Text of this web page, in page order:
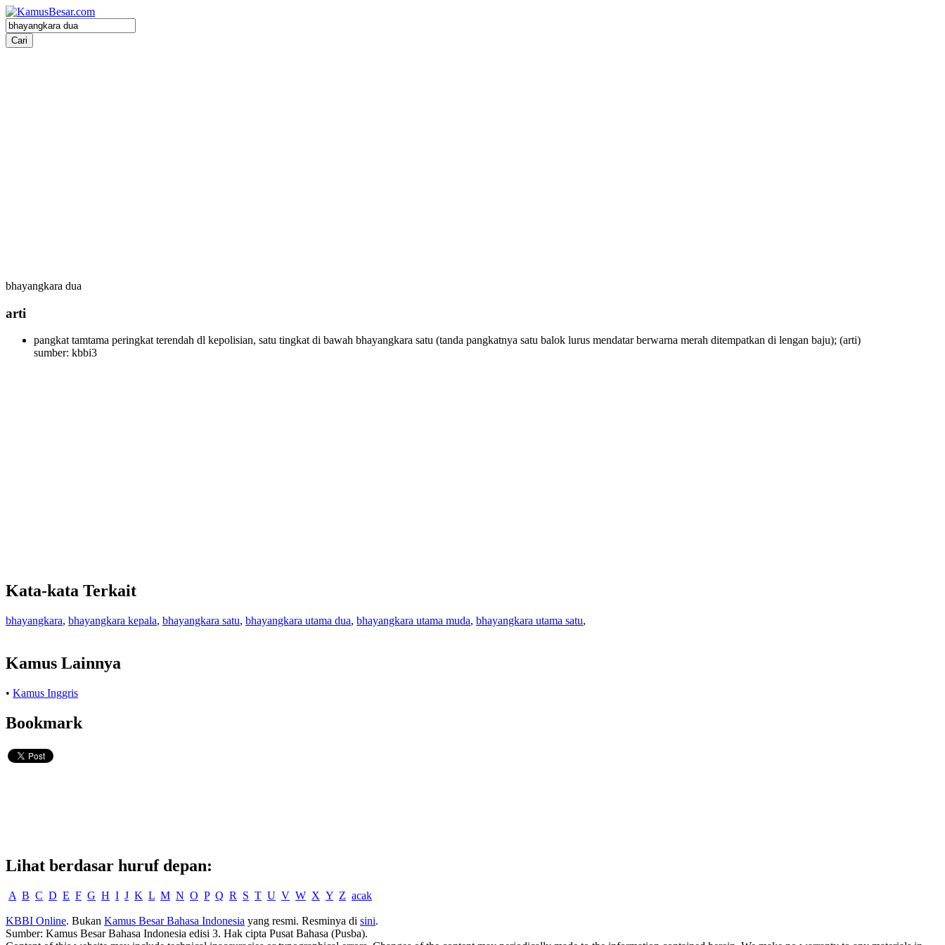
bhayangkara dua
arti
pangkat tamtama peringkat terendah dl kepolisian, satu tingkat di bawah bhayangkara satu (tanda pangkatnya satu balok lurus mendatar berwarna merah ditempatkan di lengan baju); (arti)
sumber: kbbi3
Kata-kata Terkait
bhayangkara, bhayangkara kepala, bhayangkara satu, bhayangkara utama dua, bhayangkara utama muda, bhayangkara utama satu,
Kamus Lainnya
• Kamus Inggris
Bookmark
Lihat berdasar huruf depan:
A B C D E F G H I J K L M N O P Q R S T U V W X Y Z acak
KBBI Online. Bukan Kamus Besar Bahasa Indonesia yang resmi. Resminya di sini.
Sumber: Kamus Besar Bahasa Indonesia edisi 3. Hak cipta Pusat Bahasa (Pusba).